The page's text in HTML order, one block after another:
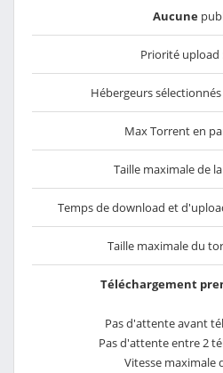
Aucune
Priorité upload
Hébergeurs sélectionnés
Max Torrent en
Taille maximale de
Temps de download et
Taille maximale du
Téléchargement
Pas d'attente avant
Pas d'attente entre 2
Vitesse maximale